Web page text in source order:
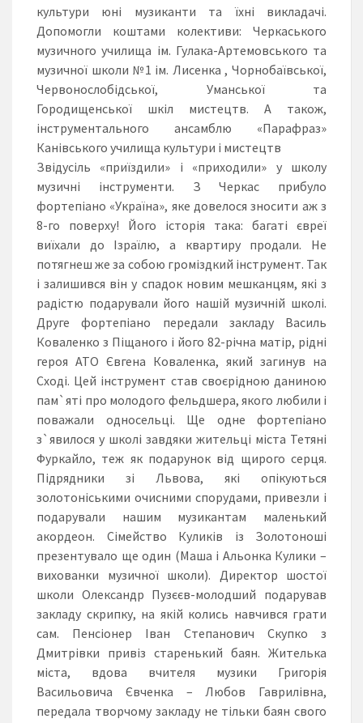
культури юні музиканти та їхні викладачі.
Допомогли коштами колективи: Черкаського
музичного училища ім. Гулака-Артемовського та
музичної школи №1 ім. Лисенка , Чорнобаївської,
Червонослобідської, Уманської та
Городищенської шкіл мистецтв. А також,
інструментального ансамблю «Парафраз»
Канівського училища культури і мистецтв
Звідусіль «приїздили» і «приходили» у школу
музичні інструменти. З Черкас прибуло
фортепіано «Україна», яке довелося зносити аж з
8-го поверху! Його історія така: багаті євреї
виїхали до Ізраїлю, а квартиру продали. Не
потягнеш же за собою громіздкий інструмент. Так
і залишився він у спадок новим мешканцям, які з
радістю подарували його нашій музичній школі.
Друге фортепіано передали закладу Василь
Коваленко з Піщаного і його 82-річна матір, рідні
героя АТО Євгена Коваленка, який загинув на
Сході. Цей інструмент став своєрідною даниною
пам`яті про молодого фельдшера, якого любили і
поважали односельці. Ще одне фортепіано
з`явилося у школі завдяки жительці міста Тетяні
Фуркайло, теж як подарунок від щирого серця.
Підрядники зі Львова, які опікуються
золотоніськими очисними спорудами, привезли і
подарували нашим музикантам маленький
акордеон. Сімейство Куликів із Золотоноші
презентувало ще один (Маша і Альонка Кулики –
вихованки музичної школи). Директор шостої
школи Олександр Пузєєв-молодший подарував
закладу скрипку, на якій колись навчився грати
сам. Пенсіонер Іван Степанович Скупко з
Дмитрівки привіз старенький баян. Жителька
міста, вдова вчителя музики Григорія
Васильовича Євченка – Любов Гаврилівна,
передала творчому закладу не тільки баян свого